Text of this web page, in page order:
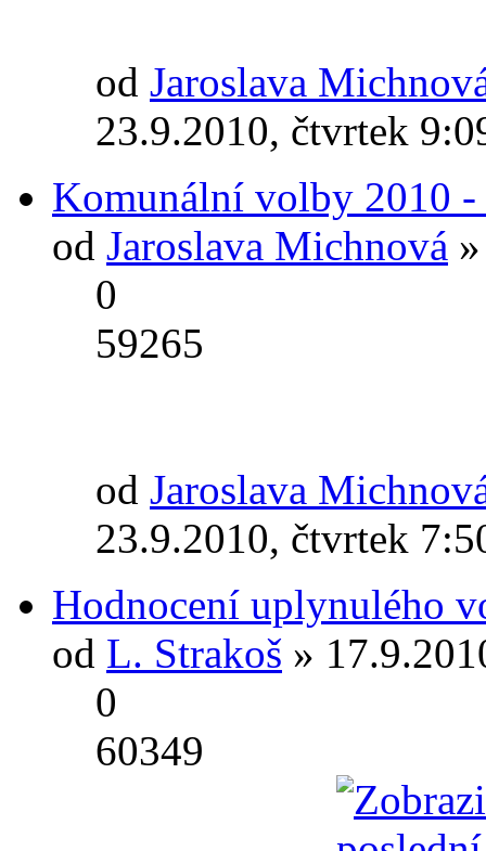
od Jaroslava
23.9.2010, čtvrtek
Komunální volby 2010 -
od Jaroslava Michnová
0
59265
od Jaroslava
23.9.2010, čtvrtek
Hodnocení uplynulého
od L. Strakoš »
0
60349